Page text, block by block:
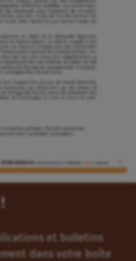
et bulletins
dans votre boîte